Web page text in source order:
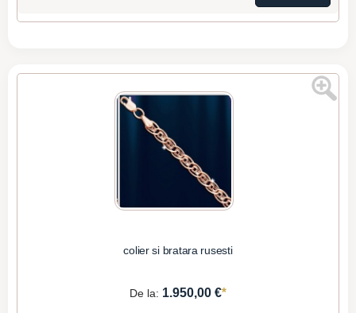
colier si bratara rusesti
De la: 1.950,00 €*